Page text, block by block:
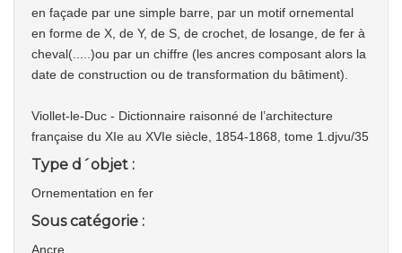
en façade par une simple barre, par un motif ornemental
en forme de X, de Y, de S, de crochet, de losange, de fer à
cheval(.....)ou par un chiffre (les ancres composant alors la
date de construction ou de transformation du bâtiment).
Viollet-le-Duc - Dictionnaire raisonné de l’architecture
française du XIe au XVIe siècle, 1854-1868, tome 1.djvu/35
Type d´objet :
Ornementation en fer
Sous catégorie :
Ancre